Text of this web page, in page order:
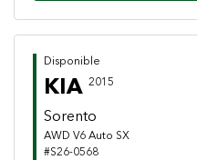
Disponible
KIA 2015
Sorento
AWD V6 Auto SX
#S26-0568